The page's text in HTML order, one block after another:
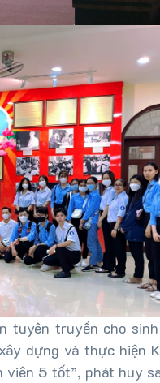
tuyên truyền cho
dựng và thực hiện
viên 5 tốt”, phát huy